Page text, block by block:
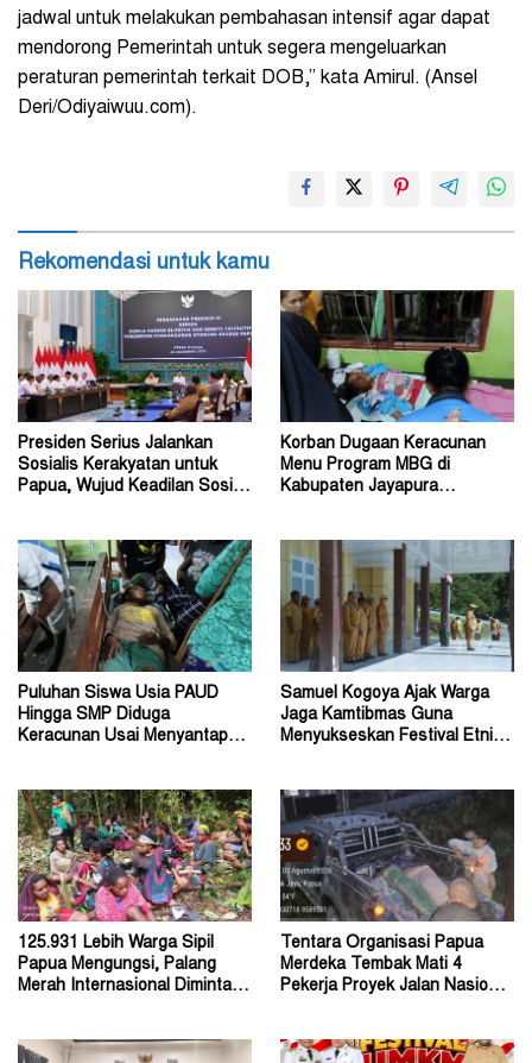
jadwal untuk melakukan pembahasan intensif agar dapat
mendorong Pemerintah untuk segera mengeluarkan
peraturan pemerintah terkait DOB,” kata Amirul. (Ansel
Deri/Odiyaiwuu.com).
Rekomendasi untuk kamu
Presiden Serius Jalankan
Sosialis Kerakyatan untuk
Papua, Wujud Keadilan Sosial
Korban Dugaan Keracunan
Menu Program MBG di
Kabupaten Jayapura
Puluhan Siswa Usia PAUD
Hingga SMP Diduga
Keracunan Usai Menyantap
Samuel Kogoya Ajak Warga
Jaga Kamtibmas Guna
Menyukseskan Festival Etnik
125.931 Lebih Warga Sipil
Papua Mengungsi, Palang
Merah Internasional Diminta
Tentara Organisasi Papua
Merdeka Tembak Mati 4
Pekerja Proyek Jalan Nasional